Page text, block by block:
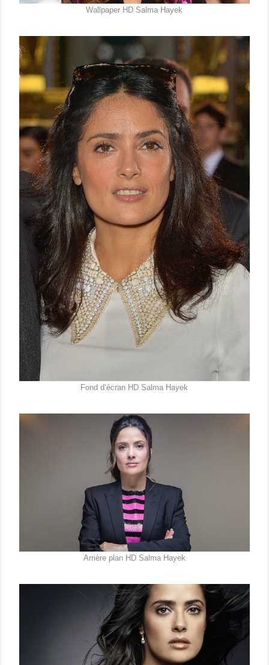
Wallpaper HD Salma Hayek
Fond d’écran HD Salma Hayek
Arrière plan HD Salma Hayek